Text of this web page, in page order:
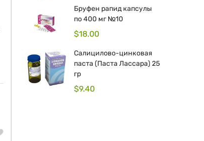
Бруфен рапид капсулы
по 400 мг №10
$18.00
Салицилово-цинковая
паста (Паста Лассара) 25
гр
$9.40